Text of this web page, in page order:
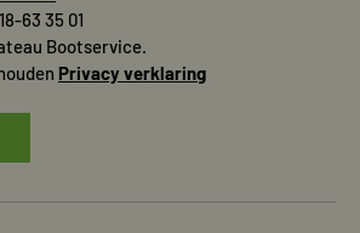
63 35 01
Bootservice.
Privacy verklaring